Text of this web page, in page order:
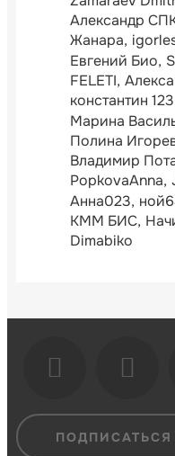
Александр
Жанара
Евгений Био
FELETI
константин 123
Марина
Полина
Владимир
PopkovaAnna
Анна023
КММ БИС
Dimabiko